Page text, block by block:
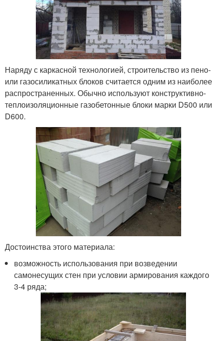
Наряду с каркасной технологией, строительство из пено-
или газосиликатных блоков считается одним из наиболее
распространенных. Обычно используют конструктивно-
теплоизоляционные газобетонные блоки марки D500 или
D600.
Достоинства этого материала:
возможность использования при возведении
самонесущих стен при условии армирования каждого
3-4 ряда;